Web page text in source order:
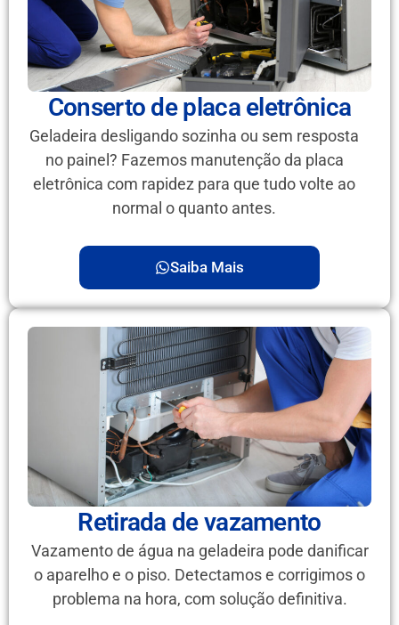
Conserto de placa eletrônica
Geladeira desligando sozinha ou sem resposta
no painel? Fazemos manutenção da placa
eletrônica com rapidez para que tudo volte ao
normal o quanto antes.
Saiba Mais
Retirada de vazamento
Vazamento de água na geladeira pode danificar
o aparelho e o piso. Detectamos e corrigimos o
problema na hora, com solução definitiva.